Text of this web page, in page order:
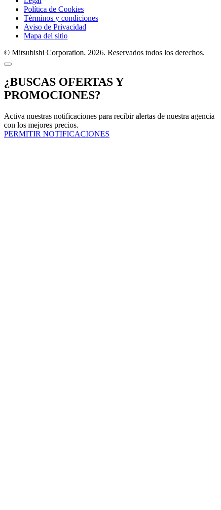
Política de Cookies
Términos y condiciones
Aviso de Privacidad
Mapa del sitio
© Mitsubishi Corporation. 2026. Reservados todos los derechos.
¿BUSCAS OFERTAS Y
PROMOCIONES?
Activa nuestras notificaciones para recibir alertas de nuestra agencia
con los mejores precios.
PERMITIR NOTIFICACIONES